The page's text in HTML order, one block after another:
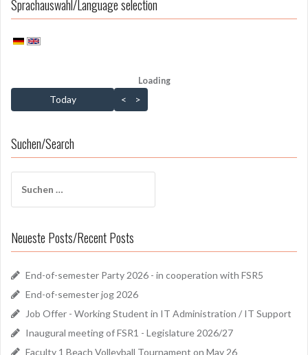
Sprachauswahl/Language selection
Loading - current view is dayGridMonth
Loading
Today < >
Suchen/Search
nach:
Neueste Posts/Recent Posts
End-of-semester Party 2026 - in cooperation with FSR5
End-of-semester jog 2026
Job Offer - Working Student in IT Administration / IT Support
Inaugural meeting of FSR1 - Legislature 2026/27
Faculty 1 Beach Volleyball Tournament on May 26